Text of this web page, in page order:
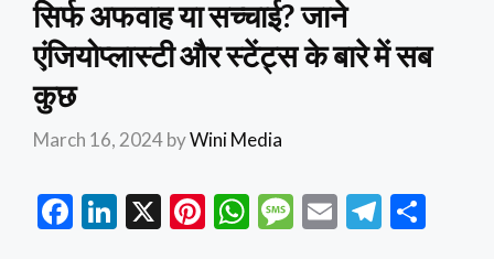
सिर्फ अफवाह या सच्चाई? जाने
एंजियोप्लास्टी और स्टेंट्स के बारे में सब
कुछ
March 16, 2024byWini Media
F
Li X
Pi W M E
T